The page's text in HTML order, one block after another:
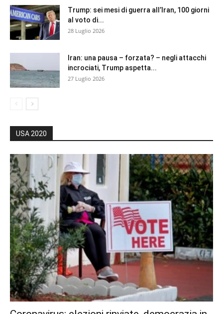
Trump: sei mesi di guerra all’Iran, 100 giorni
al voto di...
28 Luglio 2026
Iran: una pausa – forzata? – negli attacchi
incrociati, Trump aspetta...
27 Luglio 2026
USA 2020